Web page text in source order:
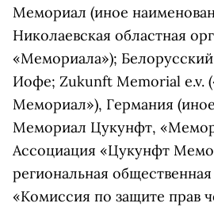
Мемориал (иное
Николаевская областная
«Мемориала»);
Иофе; Zukunft Memorial e.v.
Мемориал»), Германия
Мемориал Цукунфт,
Ассоциация «Цукунфт
региональная
«Комиссия по защите прав